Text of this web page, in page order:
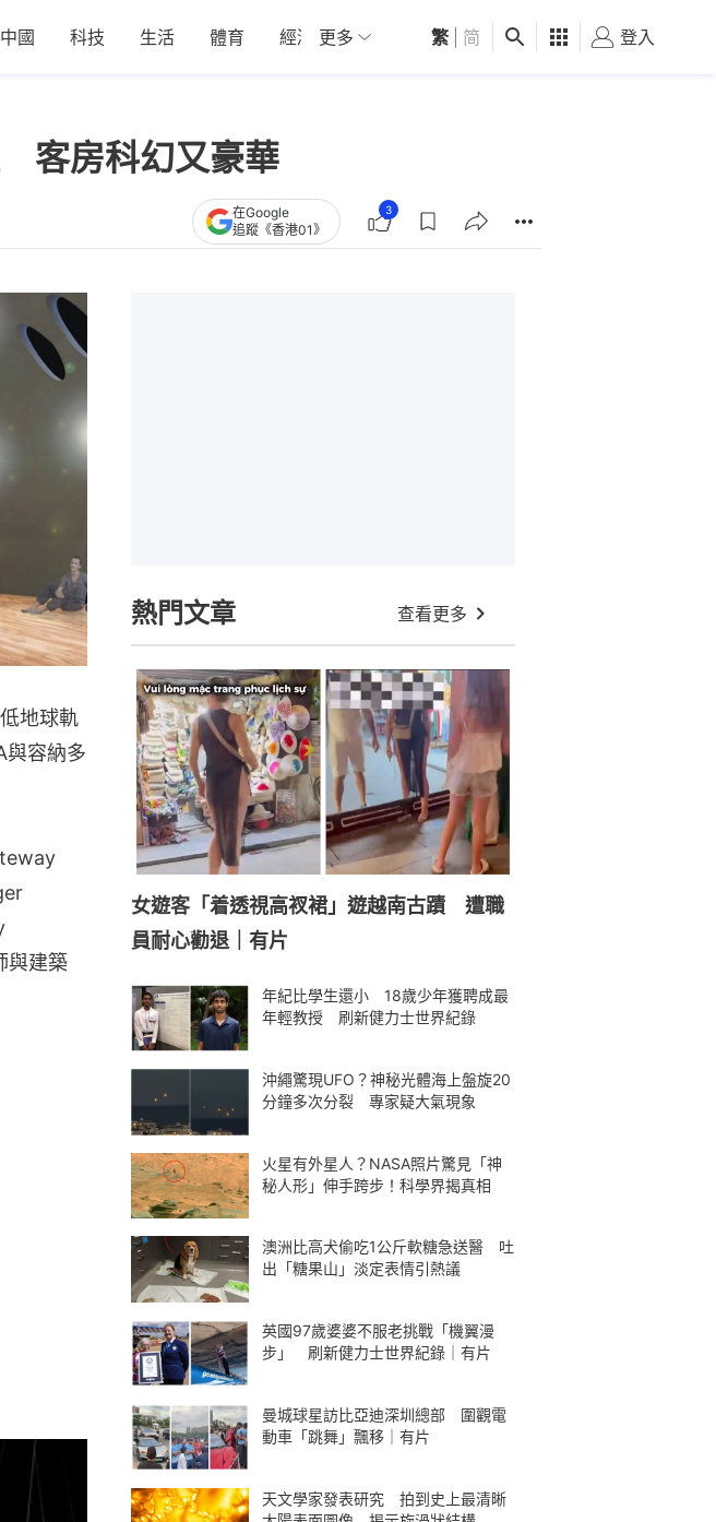
中國 科技 生活 體育 經濟 01深圳 觀點 健康 好食玩飛
更多 繁 简 登入
客房科幻又豪華
在Google
追蹤《香港01》
3
地球軌
與容納多
與建築
熱門文章 查看更多
女遊客「着透視高衩裙」遊越南古蹟 遭職
員耐心勸退｜有片
年紀比學生還小 18歲少年獲聘成最
年輕教授 刷新健力士世界紀錄
沖繩驚現UFO？神秘光體海上盤旋20
分鐘多次分裂 專家疑大氣現象
火星有外星人？NASA照片驚見「神
秘人形」伸手跨步！科學界揭真相
澳洲比高犬偷吃1公斤軟糖急送醫 吐
出「糖果山」淡定表情引熱議
英國97歲婆婆不服老挑戰「機翼漫
步」 刷新健力士世界紀錄｜有片
曼城球星訪比亞迪深圳總部 圍觀電
動車「跳舞」飄移｜有片
天文學家發表研究 拍到史上最清晰